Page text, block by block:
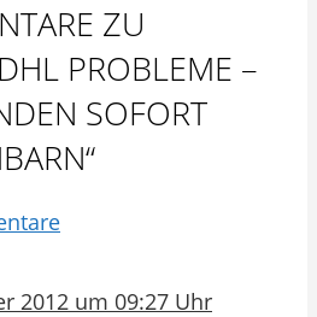
ZU
PROBLEME –
SOFORT
2012 um 09:27 Uhr